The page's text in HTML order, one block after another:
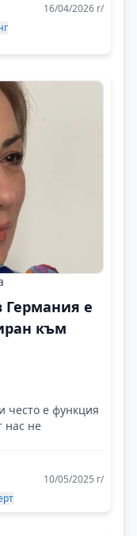
16/04/2026 г/
Германия е
към
често е функция
нас не
10/05/2025 г/